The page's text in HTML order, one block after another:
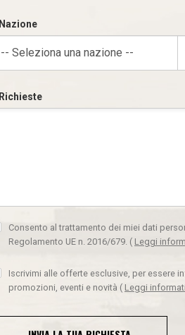
Nazione
-- Seleziona una nazione --
Richieste
Consento al trattamento dei miei dati
Regolamento UE n. 2016/679. ( Leggi
Iscrivimi alle offerte esclusive, per essere
promozioni, eventi e novità ( Leggi